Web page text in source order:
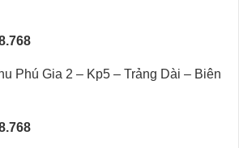
Phú Gia 2 – Kp5 – Trảng Dài – Biên